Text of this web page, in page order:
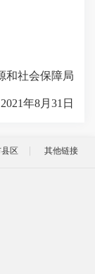
社会保障局
年8月31日
区 其他链接